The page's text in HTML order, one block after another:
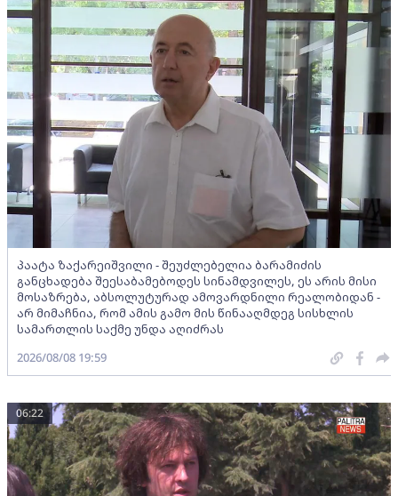
პაატა ზაქარეიშვილი - შეუძლებელია ბარამიძის
განცხადება შეესაბამებოდეს სინამდვილეს, ეს არის მისი
მოსაზრება, აბსოლუტურად ამოვარდნილი რეალობიდან -
არ მიმაჩნია, რომ ამის გამო მის წინააღმდეგ სისხლის
სამართლის საქმე უნდა აღიძრას
2026/08/08 19:59
06:22